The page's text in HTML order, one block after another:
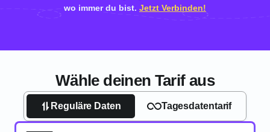
wo immer du bist. Jetzt Verbinden!
Wähle deinen Tarif aus
Reguläre Daten Tagesdatentarif